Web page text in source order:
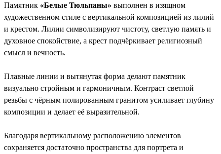
Памятник «Белые Тюльпаны» выполнен в изящном
художественном стиле с вертикальной композицией из лилий
и крестом. Лилии символизируют чистоту, светлую память и
духовное спокойствие, а крест подчёркивает религиозный
смысл и вечность.
Плавные линии и вытянутая форма делают памятник
визуально стройным и гармоничным. Контраст светлой
резьбы с чёрным полированным гранитом усиливает глубину
композиции и делает её выразительной.
Благодаря вертикальному расположению элементов
сохраняется достаточно пространства для портрета и